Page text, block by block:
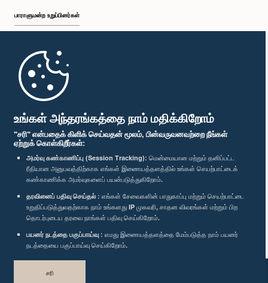
உங்கள் அந்தரங்கத்தை நாம் மதிக்கிறோம்
"சரி" என்பதைக் கிளிக் செய்வதன் மூலம், பின்வருவனவற்றை நீங்கள்
ஏற்றுக் கொள்கிறீர்கள்:
அமர்வு கண்காணிப்பு (Session Tracking): மென்மையான மற்றும் தனிப்பட்ட
ரீதியான அனுபவத்திற்காக எங்கள் இணையத்தளத்தில் உங்கள் செயற்பாட்டைக்
கண்காணிக்க அமர்வுகளைப் பயன்படுத்துகிறோம்.
தரவினைப் பதிவு செய்தல் : எங்கள் சேவைகளின் பாதுகாப்பு மற்றும் செயற்பாட்டை
உறுதிப்படுத்துவதற்காக நாம் உங்களது IP முகவரி, சாதன விவரங்கள் மற்றும் பிற
தொடர்புடைய தரவை நாங்கள் பதிவு செய்கிறோம்.
பயனர் நடத்தை பகுப்பாய்வு : எமது இணையத்தளத்தை மேம்படுத்த நாம் பயனர்
நடத்தையை பகுப்பாய்வு செய்கிறோம்.
சரி
பாராளுமன்ற உறுப்பினர்கள்
முதற்பக்கம்
பாராளுமன்ற கையடக்க செயலி
எம்மை பின்தொடர்க :
விருதுகள்
தனியுரிமைக் கொள்கை